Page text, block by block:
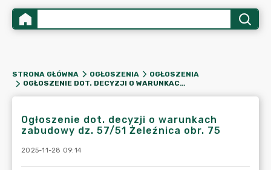
STRONA GŁÓWNA OGŁOSZENIA
OGŁOSZENIA
OGŁOSZENIE DOT. DECYZJI O WARUNKACH ZABUDOWY DZ. 57/51 ŻELEŹNICA OBR. 75
Ogłoszenie dot. decyzji o warunkach
zabudowy dz. 57/51 Żeleźnica obr. 75
2025-11-28 09:14